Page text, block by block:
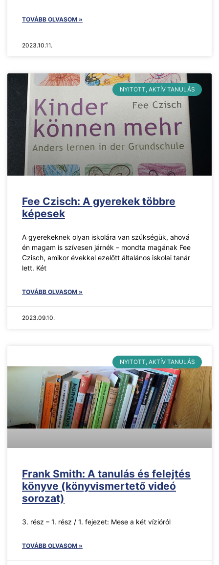
TOVÁBB OLVASOM »
2023.10.11.
NYITOTT, AKTÍV TANULÁS
Fee Czisch: A gyerekek többre
képesek
A gyerekeknek olyan iskolára van szükségük, ahová
én magam is szívesen járnék – mondta magának Fee
Czisch, amikor évekkel ezelőtt általános iskolai tanár
lett. Két
TOVÁBB OLVASOM »
2023.09.10.
NYITOTT, AKTÍV TANULÁS
Frank Smith: A tanulás és felejtés
könyve (könyvismertető videó
sorozat)
3. rész – 1. rész / 1. fejezet: Mese a két vízióról
TOVÁBB OLVASOM »